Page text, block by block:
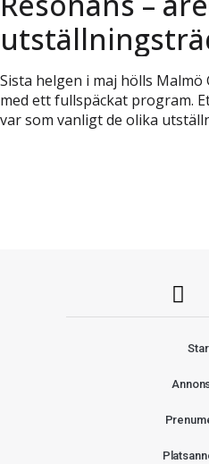
Sista helgen i maj hölls Malmö
med ett fullspäckat program.
var som vanligt de olika